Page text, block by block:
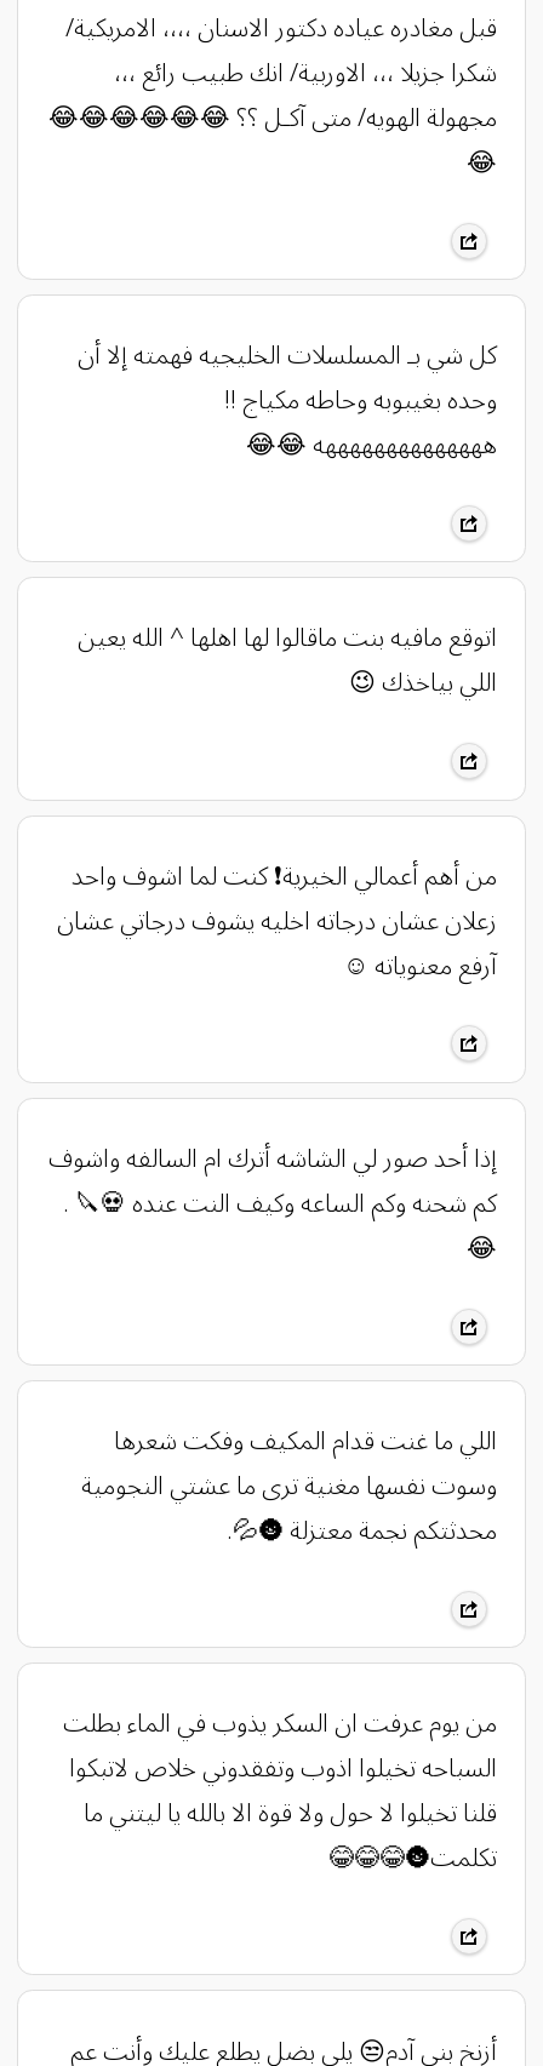
قبل مغادره عياده دكتور الاسنان ،،،، الامريكية/
شكرا جزيلا ،،، الاوربية/ انك طبيب رائع ،،،
مجهولة الهويه/ متى آكـل ؟؟ 😂😂😂😂😂😂
😂
كل شي بـ المسلسلات الخليجيه فهمته إلا أن
وحده بغيبوبه وحاطه مكياج !!
ههههههههههههههه 😂😂
‏اتوقع مافيه بنت ماقالوا لها اهلها ^ الله يعين
اللي بياخذك 😉
‏من أهم أعمالي الخيرية❗️ كنت لما اشوف واحد
زعلان عشان درجاته اخليه يشوف درجاتي عشان
آرفع معنوياته ☺️
إذا أحد صور لي الشاشه أترك ام السالفه واشوف
كم شحنه وكم الساعه وكيف النت عنده 💀🔪 .
😂
اللي ما غنت قدام المكيف وفكت شعرها
وسوت نفسها مغنية ترى ما عشتي النجومية
محدثتكم نجمة معتزلة 🌚💦.
من يوم عرفت ان السكر يذوب في الماء بطلت
السباحه تخيلوا اذوب وتفقدوني خلاص لاتبكوا
قلنا تخيلوا لا حول ولا قوة الا بالله يا ليتني ما
تكلمت🌚😂😂😂
أزنخ بني آدم😒 يلي بضل يطلع عليك وأنت عم